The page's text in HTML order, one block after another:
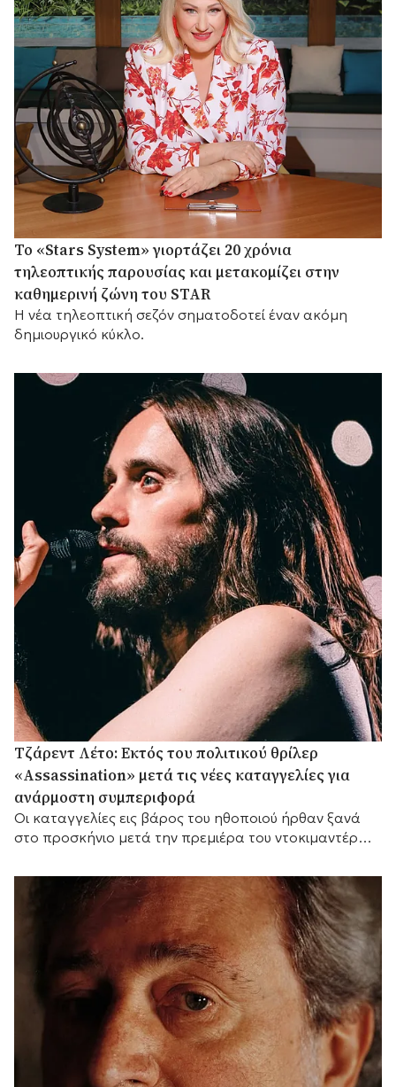
Το «Stars System» γιορτάζει 20 χρόνια
τηλεοπτικής παρουσίας και μετακομίζει στην
καθημερινή ζώνη του STAR
Η νέα τηλεοπτική σεζόν σηματοδοτεί έναν ακόμη
δημιουργικό κύκλο.
Τζάρεντ Λέτο: Εκτός του πολιτικού θρίλερ
«Assassination» μετά τις νέες καταγγελίες για
ανάρμοστη συμπεριφορά
Οι καταγγελίες εις βάρος του ηθοποιού ήρθαν ξανά
στο προσκήνιο μετά την πρεμιέρα του ντοκιμαντέρ